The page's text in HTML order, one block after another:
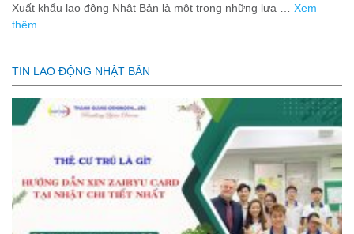
Xuất khẩu lao động Nhật Bản là một trong những lựa … Xem
thêm
TIN LAO ĐỘNG NHẬT BẢN